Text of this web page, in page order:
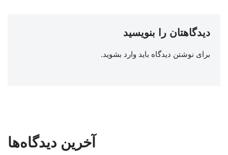
دیدگاهتان را بنویسید
برای نوشتن دیدگاه باید وارد بشوید.
آخرین دیدگاه‌ها